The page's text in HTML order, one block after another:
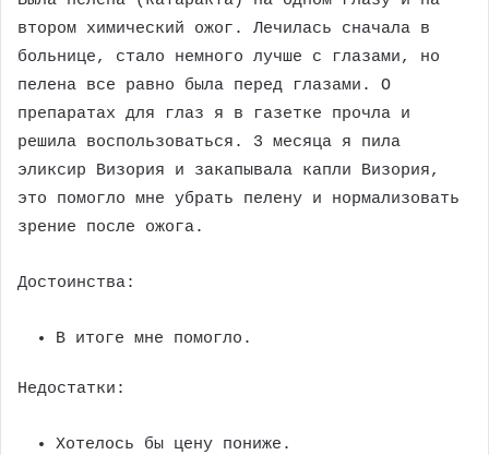
втором химический ожог. Лечилась сначала в
больнице, стало немного лучше с глазами, но
пелена все равно была перед глазами. О
препаратах для глаз я в газетке прочла и
решила воспользоваться. 3 месяца я пила
эликсир Визория и закапывала капли Визория,
это помогло мне убрать пелену и нормализовать
зрение после ожога.
Достоинства:
В итоге мне помогло.
Недостатки:
Хотелось бы цену пониже.